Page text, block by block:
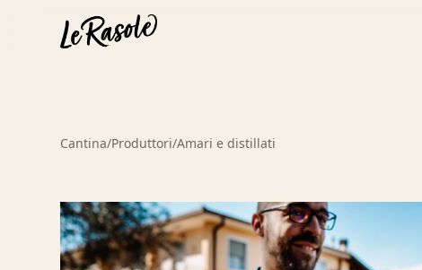
Cantina/Produttori/Amari e distillati